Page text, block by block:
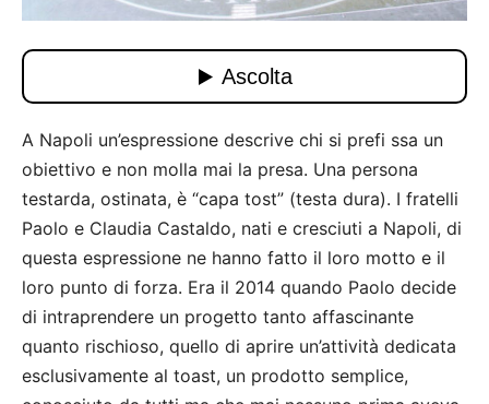
A Napoli un’espressione descrive chi si prefi ssa un
obiettivo e non molla mai la presa. Una persona
testarda, ostinata, è “capa tost” (testa dura). I fratelli
Paolo e Claudia Castaldo, nati e cresciuti a Napoli, di
questa espressione ne hanno fatto il loro motto e il
loro punto di forza. Era il 2014 quando Paolo decide
di intraprendere un progetto tanto affascinante
quanto rischioso, quello di aprire un’attività dedicata
esclusivamente al toast, un prodotto semplice,